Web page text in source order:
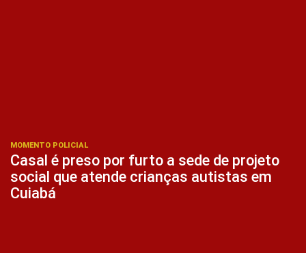
MOMENTO POLICIAL
Casal é preso por furto a sede de projeto
social que atende crianças autistas em
Cuiabá